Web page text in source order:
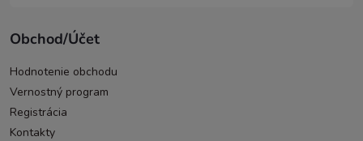
Obchod/Účet
Hodnotenie obchodu
Vernostný program
Registrácia
Kontakty